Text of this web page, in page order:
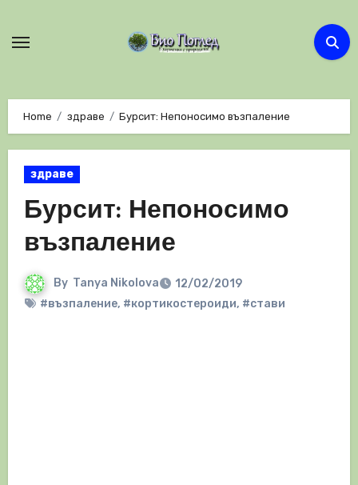
Home здраве Бурсит: Непоносимо възпаление
здраве
Бурсит: Непоносимо
възпаление
By Tanya Nikolova
12/02/2019
#възпаление, #кортикостероиди, #стави